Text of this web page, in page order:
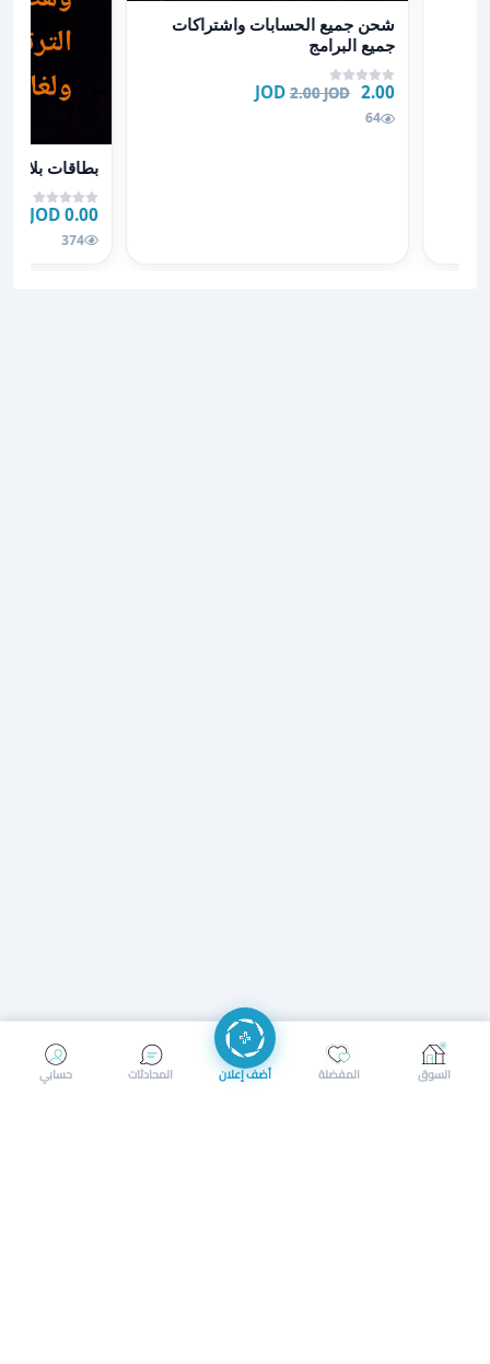
عرض تفاصيل شحن جميع الحسابات واشتراكات جميع
شحن جميع الحسابات واشتراكات
جميع البرامج
2.00 JOD
2.00 JOD
64
عرض تفاصيل
بطاقات
0.00 JOD
374
إرسال رسالة إجراء مكالمة
حسابي المحادثات أضف إعلان المفضلة السوق